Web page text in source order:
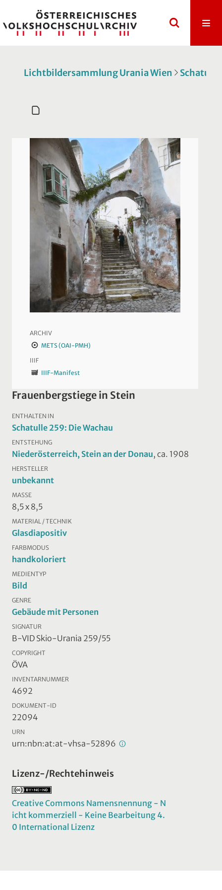
Lichtbildersammlung Urania Wien Schatulle
ARCHIV
METS (OAI-PMH)
IIIF
IIIF-Manifest
Frauenbergstiege in Stein
ENTHALTEN IN
Schatulle 259: Die Wachau
ENTSTEHUNG
Niederösterreich, Stein an der Donau, ca. 1908
HERSTELLER
unbekannt
MASSE
8,5 x 8,5
MATERIAL / TECHNIK
Glasdiapositiv
FARBMODUS
handkoloriert
MEDIENTYP
Bild
GENRE
Gebäude mit Personen
SIGNATUR
B-VID Skio-Urania 259/55
COPYRIGHT
ÖVA
INVENTARNUMMER
4692
DOKUMENT-ID
22094
URN
urn:nbn:at:at-vhsa-52896
Lizenz-/Rechtehinweis
Creative Commons Namensnennung - N
icht kommerziell - Keine Bearbeitung 4.
0 International Lizenz